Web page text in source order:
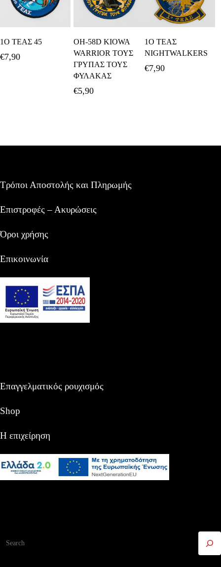
1Ο ΤΕΑΣ 45
€7,90
Περισσότερα
OH-58D KIOWA
WARRIOR ΤΟΥΣ
ΓΡΥΠΑΣ ΤΟΥΣ
ΦΥΛΑΚΑΣ
€5,90
Καλάθι
1Ο ΤΕΑΣ
NIGHTWALKERS
€7,90
Τρόποι Αποστολής και Πληρωμής
Επιστροφές – Ακυρώσεις
Όροι χρήσης
Επικοινωνία
Επαγγελματικός ρουχισμός
Shop
Η επιχείρηση